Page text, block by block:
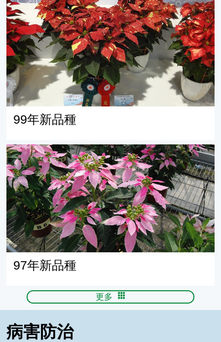
99年新品種
99年新品種
97年新品種
97年新品種
更多
病害防治